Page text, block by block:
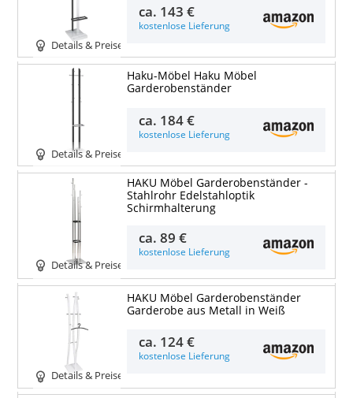
Details & Preise
ca. 143 €
kostenlose Lieferung
Details & Preise
Haku-Möbel Haku Möbel
Garderobenständer
ca. 184 €
kostenlose Lieferung
Details & Preise
HAKU Möbel Garderobenständer -
Stahlrohr Edelstahloptik
Schirmhalterung
ca.89 €
kostenlose Lieferung
Details & Preise
HAKU Möbel Garderobenständer
Garderobe aus Metall in Weiß
ca. 124 €
kostenlose Lieferung